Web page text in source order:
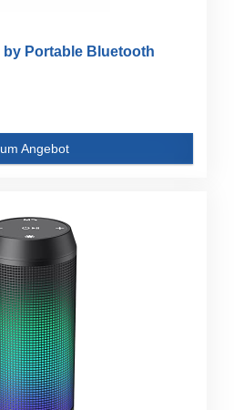
Portable Bluetooth
Angebot